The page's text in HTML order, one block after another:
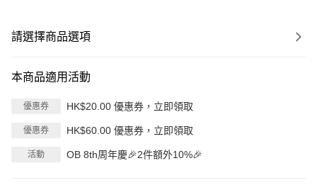
請選擇商品選項
本商品適用活動
優惠券 HK$20.00 優惠券，立即領取
優惠券 HK$60.00 優惠券，立即領取
活動 OB 8th周年慶🎉2件額外10%🎉